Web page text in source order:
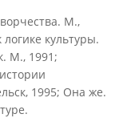
М.,
культуры.
М., 1991;
1995; Она же.